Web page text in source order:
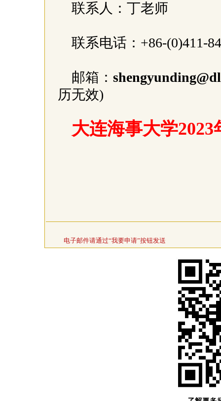
联系人：丁老师
联系电话：+86-(0)411-
邮箱：
历无效)
大连海事大学
电子邮件请通过“我要申请”按钮发送